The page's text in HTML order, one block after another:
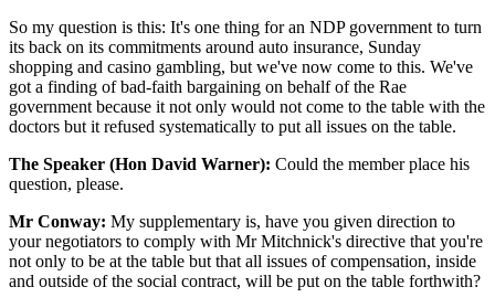
So my question is this: It's one thing for an NDP government to turn
its back on its commitments around auto insurance, Sunday
shopping and casino gambling, but we've now come to this. We've
got a finding of bad-faith bargaining on behalf of the Rae
government because it not only would not come to the table with the
doctors but it refused systematically to put all issues on the table.
The Speaker (Hon David Warner): Could the member place his
question, please.
Mr Conway: My supplementary is, have you given direction to
your negotiators to comply with Mr Mitchnick's directive that you're
not only to be at the table but that all issues of compensation, inside
and outside of the social contract, will be put on the table forthwith?